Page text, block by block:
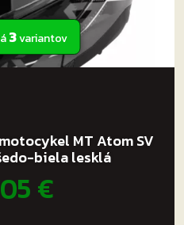
3variantov
MT Atom SV
biela lesklá
€